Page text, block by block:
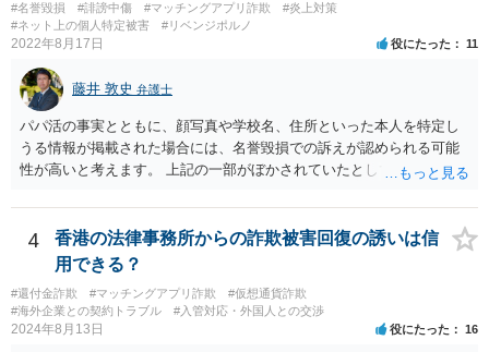
#名誉毀損 #誹謗中傷 #マッチングアプリ詐欺
#炎上対策
#ネット上の個人特定被害
#リベンジポルノ
2022年8月17日 役にたった 11
藤井 敦史 弁護士
パパ活の事実とともに、顔写真や学校名、住所といった本人を特定し
うる情報が掲載された場合には、名誉毀損での訴えが認められる可能
性が高いと考えます。 上記の一部がぼかされていたとしても、その全
合には、同様に考えます。 よろしくお願いいたします。
4
香港の法律事務所からの詐欺被害回復の誘いは信
用できる？
#還付金詐欺 #マッチングアプリ詐欺
#仮想通貨詐欺
#海外企業との契約トラブル
#入管対応・外国人との交渉
2024年8月13日 役にたった 16